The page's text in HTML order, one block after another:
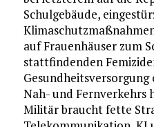
Schulgebäude,
auf Frauenhäuser zum
stattfindenden
Nah- und Fernverkehrs
Militär braucht fette